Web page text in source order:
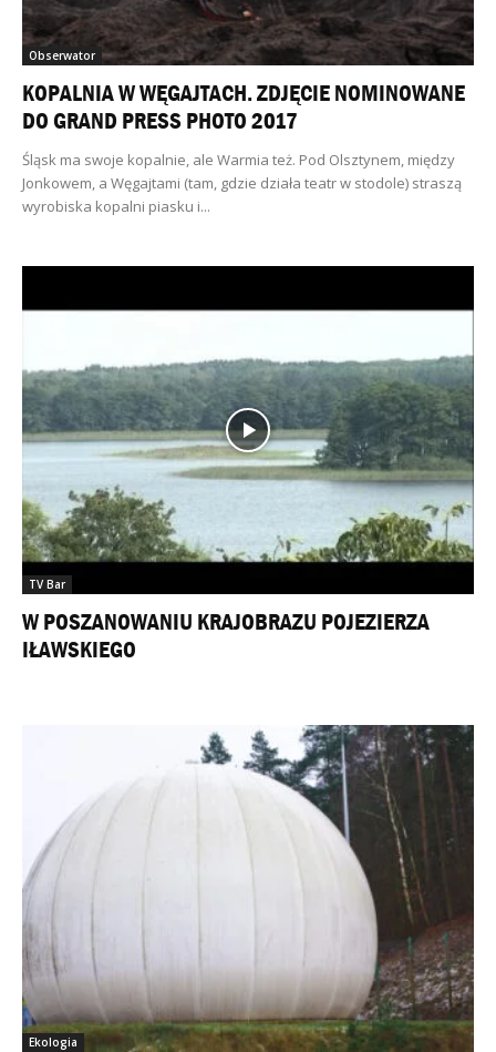
Obserwator
KOPALNIA W WĘGAJTACH. ZDJĘCIE NOMINOWANE
DO GRAND PRESS PHOTO 2017
Śląsk ma swoje kopalnie, ale Warmia też. Pod Olsztynem, między
Jonkowem, a Węgajtami (tam, gdzie działa teatr w stodole) straszą
wyrobiska kopalni piasku i...
TV Bar
W POSZANOWANIU KRAJOBRAZU POJEZIERZA
IŁAWSKIEGO
Ekologia